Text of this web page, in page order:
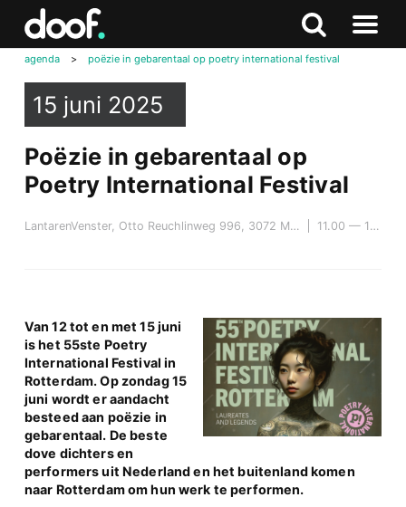
Zoeken
Naar
agenda > poëzie in gebarentaal op poetry international festival
15 juni 2025
Poëzie in gebarentaal op
Poetry International Festival
LantarenVenster, Otto Reuchlinweg 996, 3072 MD Rotterdam 11.00 — 19.30
Van 12 tot en met 15 juni
is het 55ste Poetry
International Festival in
Rotterdam. Op zondag 15
juni wordt er aandacht
besteed aan poëzie in
gebarentaal. De beste
dove dichters en
performers uit Nederland en het buitenland komen
naar Rotterdam om hun werk te performen.
Doof.nl
Zoeken